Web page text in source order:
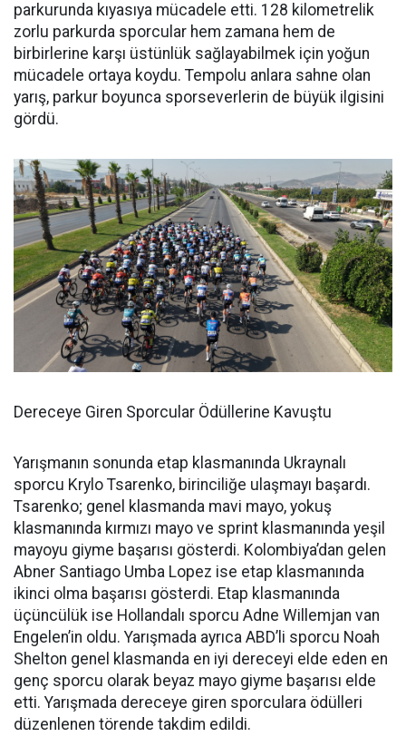
parkurunda kıyasıya mücadele etti. 128 kilometrelik
zorlu parkurda sporcular hem zamana hem de
birbirlerine karşı üstünlük sağlayabilmek için yoğun
mücadele ortaya koydu. Tempolu anlara sahne olan
yarış, parkur boyunca sporseverlerin de büyük ilgisini
gördü.
Dereceye Giren Sporcular Ödüllerine Kavuştu
Yarışmanın sonunda etap klasmanında Ukraynalı
sporcu Krylo Tsarenko, birinciliğe ulaşmayı başardı.
Tsarenko; genel klasmanda mavi mayo, yokuş
klasmanında kırmızı mayo ve sprint klasmanında yeşil
mayoyu giyme başarısı gösterdi. Kolombiya’dan gelen
Abner Santiago Umba Lopez ise etap klasmanında
ikinci olma başarısı gösterdi. Etap klasmanında
üçüncülük ise Hollandalı sporcu Adne Willemjan van
Engelen’in oldu. Yarışmada ayrıca ABD’li sporcu Noah
Shelton genel klasmanda en iyi dereceyi elde eden en
genç sporcu olarak beyaz mayo giyme başarısı elde
etti. Yarışmada dereceye giren sporculara ödülleri
düzenlenen törende takdim edildi.